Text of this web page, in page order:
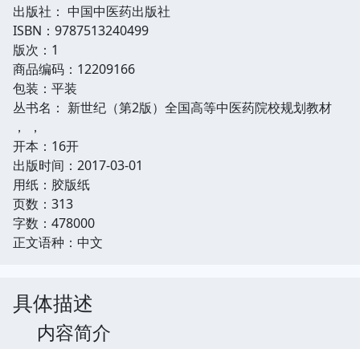
出版社： 中国中医药出版社
ISBN：9787513240499
版次：1
商品编码：12209166
包装：平装
丛书名： 新世纪（第2版）全国高等中医药院校规划教材
， ，
开本：16开
出版时间：2017-03-01
用纸：胶版纸
页数：313
字数：478000
正文语种：中文
具体描述
内容简介